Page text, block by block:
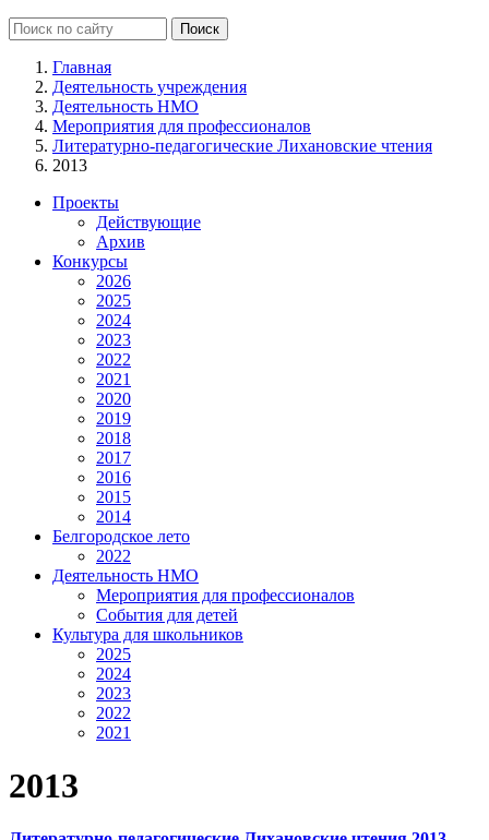
Главная
Деятельность учреждения
Деятельность НМО
Мероприятия для профессионалов
Литературно-педагогические Лихановские чтения
2013
Проекты
Действующие
Архив
Конкурсы
2026
2025
2024
2023
2022
2021
2020
2019
2018
2017
2016
2015
2014
Белгородское лето
2022
Деятельность НМО
Мероприятия для профессионалов
События для детей
Культура для школьников
2025
2024
2023
2022
2021
2013